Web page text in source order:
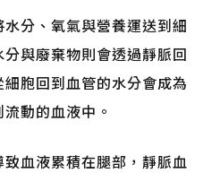
分、氧氣與營養運送到細
與廢棄物則會透過靜脈回
胞回到血管的水分會成為
動的血液中。
血液累積在腿部，靜脈血